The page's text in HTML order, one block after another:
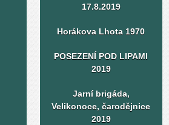
17.8.2019
Horákova Lhota 1970
POSEZENÍ POD LIPAMI
2019
Jarní brigáda,
Velikonoce, čarodějnice
2019